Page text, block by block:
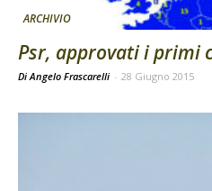
ARCHIVIO
Psr, approvati i primi
Di Angelo Frascarelli - 28 Giugno 2015